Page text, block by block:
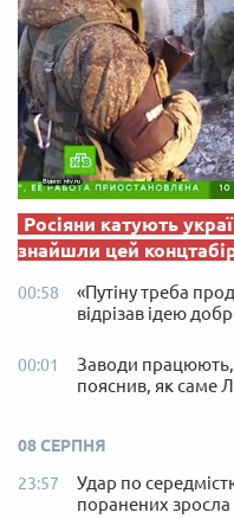
Росіяни катують
знайшли цей
00:58
«Путіну треба
відрізав ідею
00:01
Заводи працюють,
пояснив, як саме
08 СЕРПНЯ
23:57
Удар по
поранених